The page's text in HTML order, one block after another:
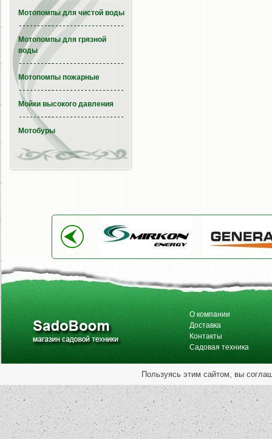
Мотопомпы для чистой воды
Мотопомпы для грязной
воды
Мотопомпы пожарные
Мойки высокого давления
Мотобуры
О компании
Доставка
Контакты
Садовая техника
Пользуясь этим сайтом, вы